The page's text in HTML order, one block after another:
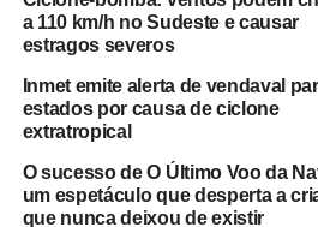
a 110 km/h no Sudeste e causar
estragos severos
Inmet emite alerta de vendaval
estados por causa de ciclone
extratropical
O sucesso de O Último Voo da
um espetáculo que desperta a
que nunca deixou de existir